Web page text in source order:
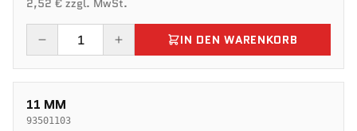
2,52 € zzgl. MwSt.
IN DEN WARENKORB
11 MM
93501103